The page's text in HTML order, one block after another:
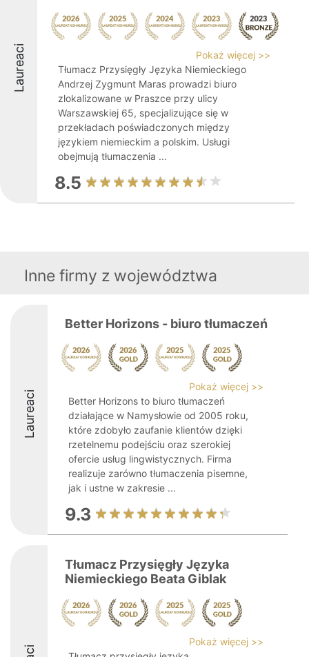
Laureaci
Pokaż więcej >>
Tłumacz Przysięgły Języka Niemieckiego
Andrzej Zygmunt Maras prowadzi biuro
zlokalizowane w Praszce przy ulicy
Warszawskiej 65, specjalizujące się w
przekładach poświadczonych między
językiem niemieckim a polskim. Usługi
obejmują tłumaczenia ...
8.5
Inne firmy z województwa
Laureaci
Better Horizons - biuro tłumaczeń
Pokaż więcej >>
Better Horizons to biuro tłumaczeń
działające w Namysłowie od 2005 roku,
które zdobyło zaufanie klientów dzięki
rzetelnemu podejściu oraz szerokiej
ofercie usług lingwistycznych. Firma
realizuje zarówno tłumaczenia pisemne,
jak i ustne w zakresie ...
9.3
Tłumacz Przysięgły Języka
Niemieckiego Beata Giblak
Pokaż więcej >>